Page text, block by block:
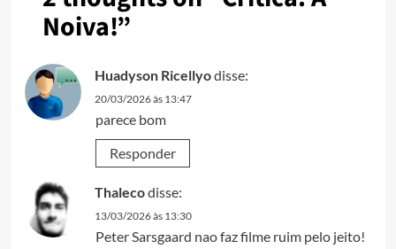
Noiva!”
Huadyson Ricellyodisse:
20/03/2026 às 13:47
parece bom
Responder
Thalecodisse:
13/03/2026 às 13:30
Peter Sarsgaard nao faz filme ruim pelo jeito!